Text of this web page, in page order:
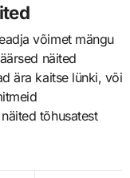
võimet mängu
näited
ära kaitse lünki, või
tõhusatest